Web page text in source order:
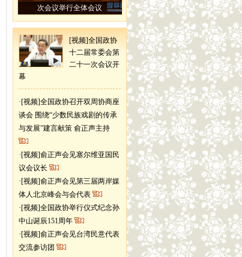
次会议举行全体会议
[视频]全国政协
十二届常委会第
二十一次会议开
幕
·[视频]全国政协召开双周协商座
谈会 围绕“少数民族戏剧的传承
与发展”建言献策 俞正声主持
·[视频]俞正声会见塞尔维亚国民
议会议长
·[视频]俞正声会见第三届两岸媒
体人北京峰会与会代表
·[视频]全国政协举行仪式纪念孙
中山诞辰151周年
·[视频]俞正声会见台湾民意代表
交流参访团